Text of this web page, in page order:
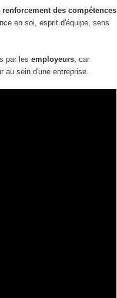
renforcement des compétences
en soi, esprit d'équipe, sens
par lesemployeurs , car
au sein d'une entreprise.